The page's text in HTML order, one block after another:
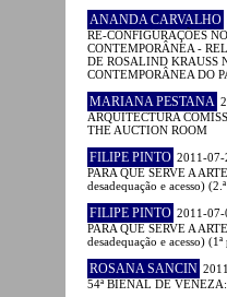
ANANDA CARVALHO
RE-CONFIGURAÇÕES
CONTEMPORÂNEA -
DE ROSALIND KRAUSS
CONTEMPORÂNEA DO
MARIANA PESTANA
ARQUITECTURA
THE AUCTION ROOM
FILIPE PINTO 2011-07-
PARA QUE SERVE A
desadequação e acesso)
FILIPE PINTO 2011-07-
PARA QUE SERVE A
desadequação e acesso) (1ª
ROSANA SANCIN
54ª BIENAL DE